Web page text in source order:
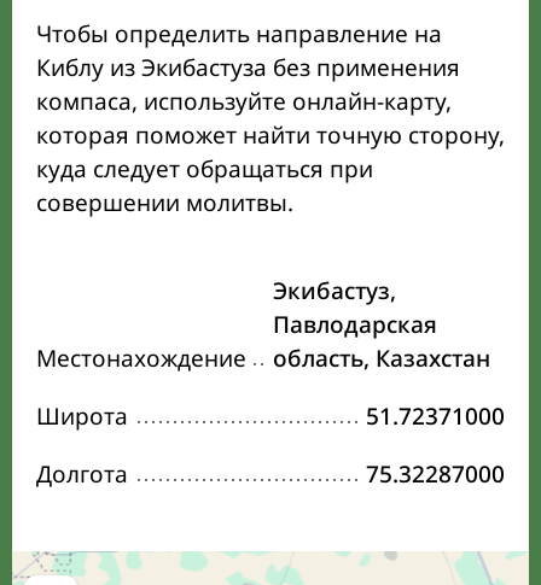
Чтобы определить направление на
Киблу из Экибастуза без применения
компаса, используйте онлайн-карту,
которая поможет найти точную сторону,
куда следует обращаться при
совершении молитвы.
Местонахождение
Экибастуз,
Павлодарская
область, Казахстан
Широта
51.72371000
Долгота
75.32287000